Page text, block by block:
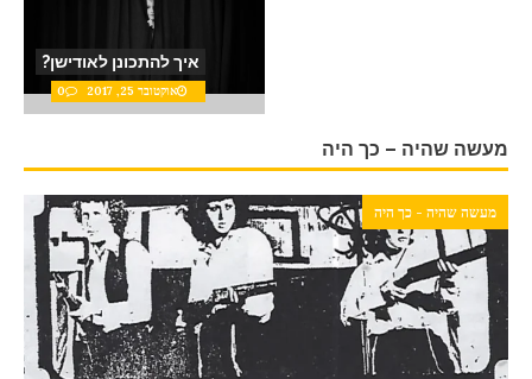
איך להתכונן לאודישן?
אוקטובר 25, 2017 0
מעשה שהיה – כך היה
מעשה שהיה - כך היה